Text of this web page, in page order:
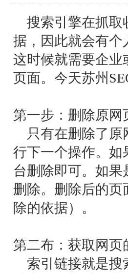
搜索引擎在抓取
据，因此就会有个
这时候就需要企业
页面。今天苏州
第一步：删除原网
只有在删除了原
行下一个操作。如
台删除即可。如
删除。删除后的页
除的依据）。
第二布：获取网页
索引链接就是搜